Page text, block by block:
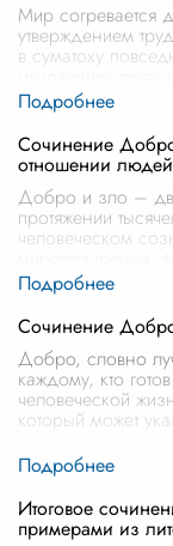
Мир
утверждением
в суматоху
Сочинение
отношении
Добро и зло –
протяжении
человеческом
Сочинение
Добро, словно луч
каждому, кто
человеческой
который может
Итоговое
примерами из